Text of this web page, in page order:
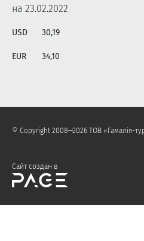
на 23.02.2022
USD 30,19
EUR 34,10
© Copyright 2008—2026 ТОВ «Гамалія-
Сайт создан в